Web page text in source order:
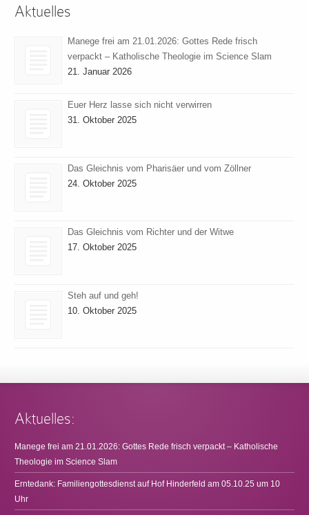
Aktuelles
Manege frei am 21.01.2026: Gottes Rede frisch
verpackt – Katholische Theologie im Science Slam
21. Januar 2026
Euer Herz lasse sich nicht verwirren
31. Oktober 2025
Das Gleichnis vom Pharisäer und vom Zöllner
24. Oktober 2025
Das Gleichnis vom Richter und der Witwe
17. Oktober 2025
Steh auf und geh!
10. Oktober 2025
Aktuelles:
Manege frei am 21.01.2026: Gottes Rede frisch verpackt – Katholische
Theologie im Science Slam
Erntedank: Familiengottesdienst auf Hof Hinderfeld am 05.10.25 um 10
Uhr